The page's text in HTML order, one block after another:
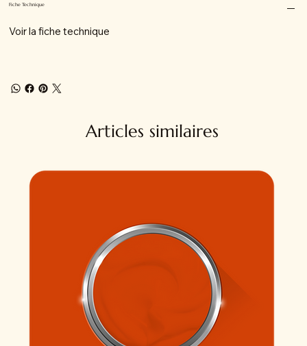
Fiche Technique
Voir la fiche technique
Articles similaires